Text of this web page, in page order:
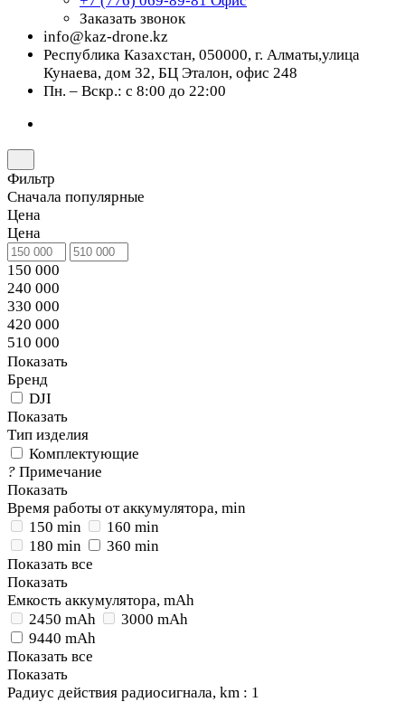
Заказать звонок
info@kaz-drone.kz
Республика Казахстан, 050000, г. Алматы,улица
Кунаева, дом 32, БЦ Эталон, офис 248
Пн. – Вскр.: с 8:00 до 22:00
Фильтр
Сначала популярные
Цена
Цена
150 000
240 000
330 000
420 000
510 000
Показать
Бренд
DJI
Показать
Тип изделия
Комплектующие
? Примечание
Показать
Время работы от аккумулятора, min
150 min
160 min
180 min
360 min
Показать все
Показать
Емкость аккумулятора, mAh
2450 mAh
3000 mAh
9440 mAh
Показать все
Показать
Радиус действия радиосигнала, km : 1